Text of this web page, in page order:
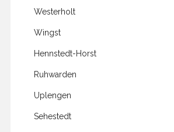
Westerholt
Wingst
Hennstedt-Horst
Ruhwarden
Uplengen
Sehestedt